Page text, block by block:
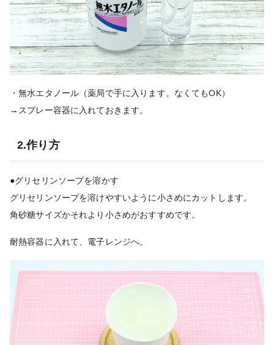
・無水エタノール（薬局で手に入ります。なくてもOK）
→スプレー容器に入れておきます。
2.作り方
●グリセリンソープを溶かす
グリセリンソープを溶けやすいように小さめにカットします。
角砂糖サイズかそれより小さめがおすすめです。
耐熱容器に入れて、電子レンジへ。